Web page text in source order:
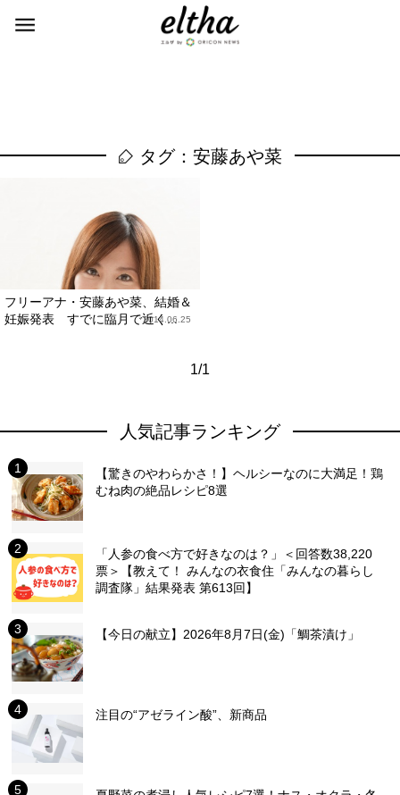
タグ：安藤あや菜
フリーアナ・安藤あや菜、結婚＆
妊娠発表 すでに臨月で近く...
2014.06.25
1/1
人気記事ランキング
【驚きのやわらかさ！】ヘルシーなのに大満足！鶏
むね肉の絶品レシピ8選
「人参の食べ方で好きなのは？」＜回答数38,220
票＞【教えて！ みんなの衣食住「みんなの暮らし
調査隊」結果発表 第613回】
【今日の献立】2026年8月7日(金)「鯛茶漬け」
注目の“アゼライン酸”、新商品